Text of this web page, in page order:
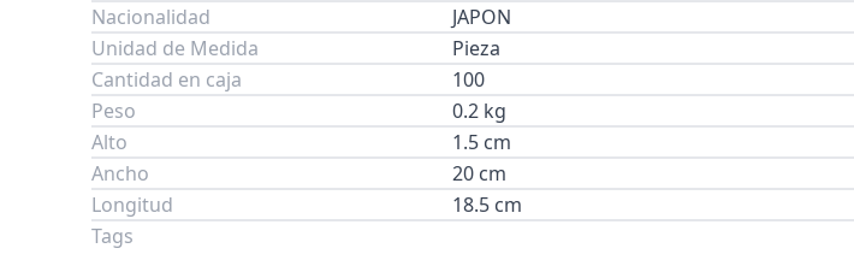
Nacionalidad
JAPON
Unidad de Medida
Pieza
Cantidad en caja
100
Peso
0.2 kg
Alto
1.5 cm
Ancho
20 cm
Longitud
18.5 cm
Tags